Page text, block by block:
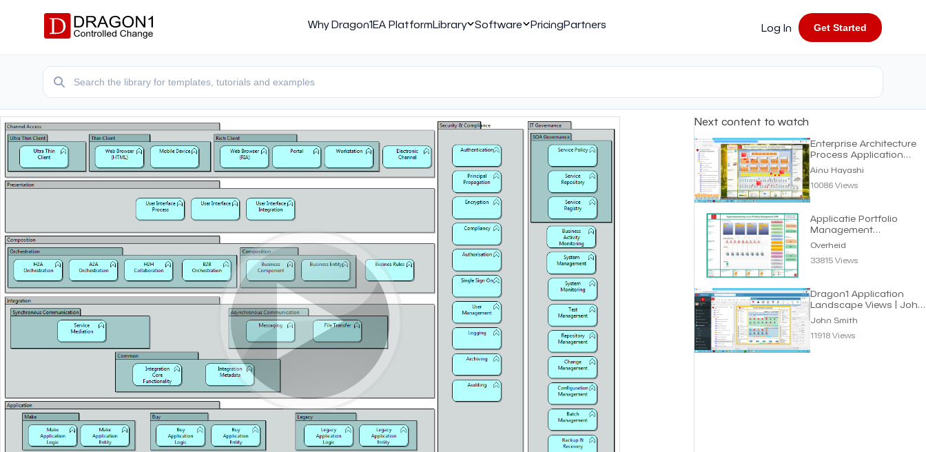
Why Dragon1EA PlatformLibrary Software PricingPartners Log In Get Started
Next content to watch
Enterprise Architecture
Process Application
Landscape
Ainu Hayashi
10086 Views
Applicatie Portfolio
Management
Landschap Gemeenten |
Overheid
Overheid
33815 Views
Dragon1 Application
Landscape Views | John
Smith
John Smith
11918 Views